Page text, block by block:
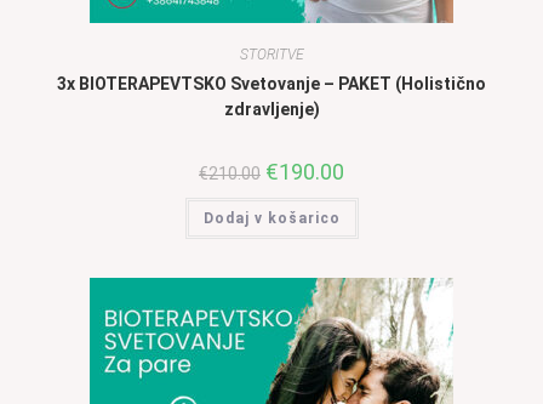
STORITVE
3x BIOTERAPEVTSKO Svetovanje – PAKET (Holistično
zdravljenje)
€210.00 Izvirna
cena
bila:
€190.00
Dodaj v košarico